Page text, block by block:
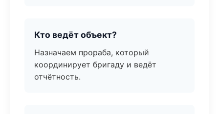
Кто ведёт объект?
Назначаем прораба, который
координирует бригаду и ведёт
отчётность.